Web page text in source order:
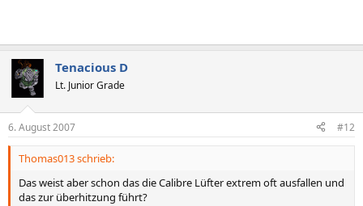
Tenacious D
Lt. Junior Grade
6. August 2007 #12
Thomas013 schrieb:
Das weist aber schon das die Calibre Lüfter extrem oft ausfallen und
das zur überhitzung führt?